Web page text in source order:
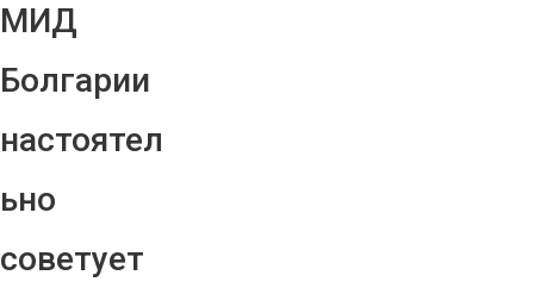
МИД
Болгарии
настоятел
ьно
советует